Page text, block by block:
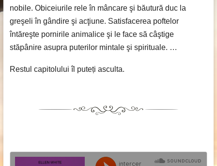
nobile. Obiceiurile rele în mâncare şi băutură duc la
greşeli în gândire şi acţiune. Satisfacerea poftelor
întăreşte pornirile animalice şi le face să câştige
stăpânire asupra puterilor mintale şi spirituale. …
Restul capitolului îl puteți asculta.